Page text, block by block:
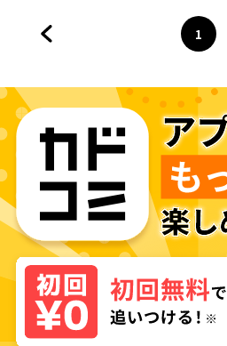
ページ
1
へ